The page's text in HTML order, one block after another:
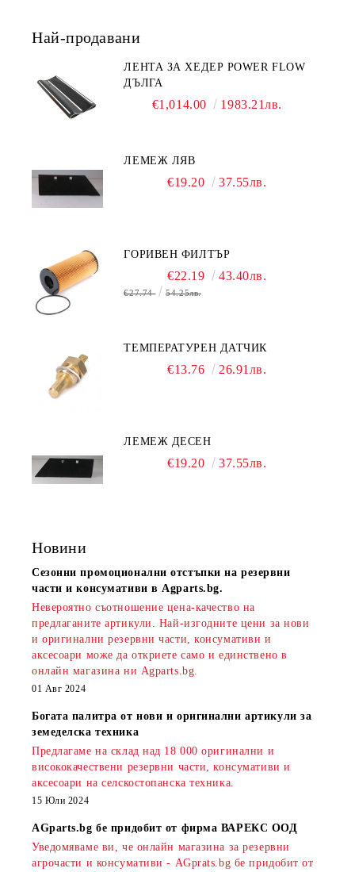
Най-продавани
ЛЕНТА ЗА ХЕДЕР POWER FLOW
ДЪЛГА
€1,014.00 1983.21лв.
ЛЕМЕЖ ЛЯВ
€19.20 37.55лв.
ГОРИВЕН ФИЛТЪР
€22.19 43.40лв.
€27.74 54.25лв.
ТЕМПЕРАТУРЕН ДАТЧИК
€13.76 26.91лв.
ЛЕМЕЖ ДЕСЕН
€19.20 37.55лв.
Новини
Сезонни промоционални отстъпки на резервни
части и консумативи в Agparts.bg.
Невероятно съотношение цена-качество на
предлаганите артикули. Най-изгодните цени за нови
и оригинални резервни части, консумативи и
аксесоари може да откриете само и единствено в
онлайн магазина ни Agparts.bg.
01 Авг 2024
Богата палитра от нови и оригинални артикули за
земеделска техника
Предлагаме на склад над 18 000 оригинални и
висококачествени резервни части, консумативи и
аксесоари на селскостопанска техника.
15 Юли 2024
AGparts.bg бе придобит от фирма ВАРЕКС ООД
Уведомяваме ви, че онлайн магазина за резервни
агрочасти и консумативи - AGprats.bg бе придобит от